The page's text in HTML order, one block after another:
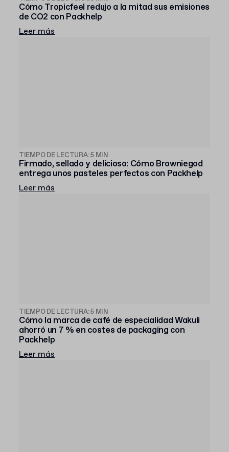
Cómo Tropicfeel redujo a la mitad sus emisiones
de CO2 con Packhelp
Leer más
TIEMPO DE LECTURA: 5 MIN
Firmado, sellado y delicioso: Cómo Browniegod
entrega unos pasteles perfectos con Packhelp
Leer más
TIEMPO DE LECTURA: 5 MIN
Cómo la marca de café de especialidad Wakuli
ahorró un 7 % en costes de packaging con
Packhelp
Leer más